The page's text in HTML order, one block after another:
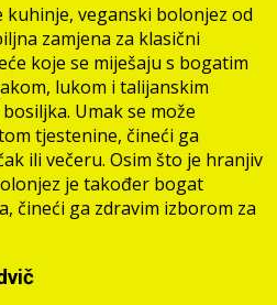
veganski bolonjez od
zamjena za klasični
koje se miješaju s bogatim
lukom i talijanskim
Umak se može
tjestenine, čineći ga
ili večeru. Osim što je hranjiv
je također bogat
čineći ga zdravim izborom za